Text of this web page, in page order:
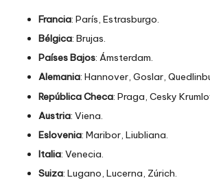
Francia: París, Estrasburgo.
Bélgica: Brujas.
Países Bajos: Ámsterdam.
Alemania: Hannover, Goslar,
República Checa: Praga, Cesky
Austria: Viena.
Eslovenia: Maribor, Liubliana.
Italia: Venecia.
Suiza: Lugano, Lucerna, Zúrich.